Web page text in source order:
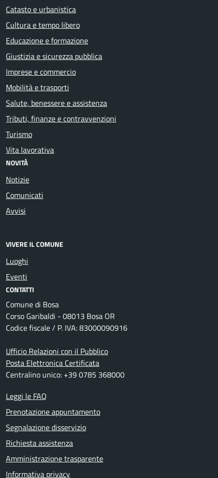
Catasto e urbanistica
Cultura e tempo libero
Educazione e formazione
Giustizia e sicurezza pubblica
Imprese e commercio
Mobilità e trasporti
Salute, benessere e assistenza
Tributi, finanze e contravvenzioni
Turismo
Vita lavorativa
NOVITÀ
Notizie
Comunicati
Avvisi
VIVERE IL COMUNE
Luoghi
Eventi
CONTATTI
Comune di Bosa
Corso Garibaldi - 08013 Bosa OR
Codice fiscale / P. IVA: 83000090916
Ufficio Relazioni con il Pubblico
Posta Elettronica Certificata
Centralino unico: +39 0785 368000
Leggi le FAQ
Prenotazione appuntamento
Segnalazione disservizio
Richiesta assistenza
Amministrazione trasparente
Informativa privacy